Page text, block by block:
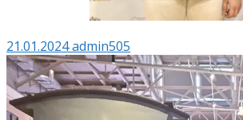
21.01.2024admin505